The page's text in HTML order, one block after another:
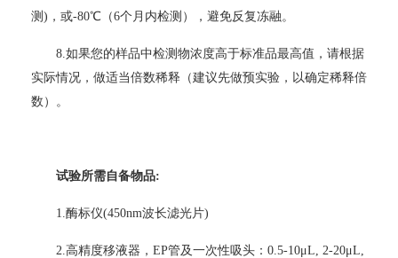
测)，或-80℃（6个月内检测），避免反复冻融。
8.如果您的样品中检测物浓度高于标准品最高值，请根据
实际情况，做适当倍数稀释（建议先做预实验，以确定稀释倍
数）。
试验所需自备物品:
1.酶标仪(450nm波长滤光片)
2.高精度移液器，EP管及一次性吸头：0.5-10μL, 2-20μL,